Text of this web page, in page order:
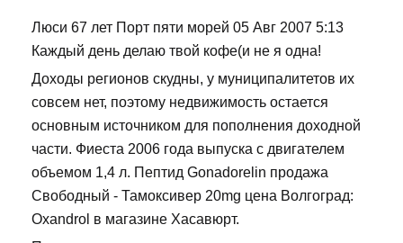
Люси 67 лет Порт пяти морей 05 Авг 2007 5:13
Каждый день делаю твой кофе(и не я одна!
Доходы регионов скудны, у муниципалитетов их
совсем нет, поэтому недвижимость остается
основным источником для пополнения доходной
части. Фиеста 2006 года выпуска с двигателем
объемом 1,4 л. Пептид Gonadorelin продажа
Свободный - Тамоксивер 20mg цена Волгоград:
Oxandrol в магазине Хасавюрт.